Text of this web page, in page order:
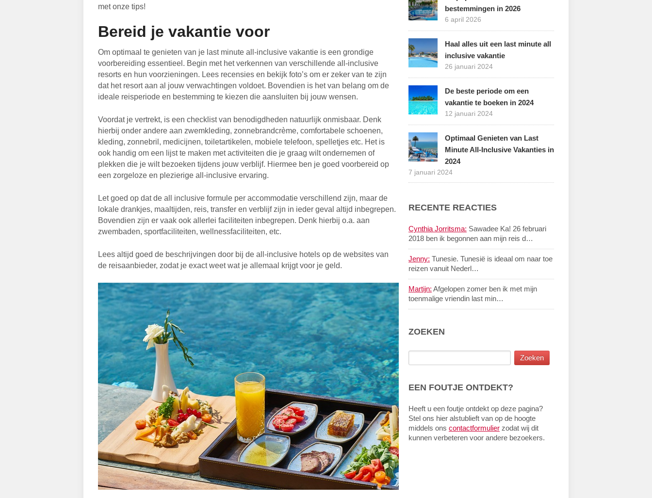
met onze tips!
Bereid je vakantie voor
Om optimaal te genieten van je last minute all-inclusive vakantie is een grondige
voorbereiding essentieel. Begin met het verkennen van verschillende all-inclusive
resorts en hun voorzieningen. Lees recensies en bekijk foto’s om er zeker van te zijn
dat het resort aan al jouw verwachtingen voldoet. Bovendien is het van belang om de
ideale reisperiode en bestemming te kiezen die aansluiten bij jouw wensen.
Voordat je vertrekt, is een checklist van benodigdheden natuurlijk onmisbaar. Denk
hierbij onder andere aan zwemkleding, zonnebrandcrème, comfortabele schoenen,
kleding, zonnebril, medicijnen, toiletartikelen, mobiele telefoon, spelletjes etc. Het is
ook handig om een lijst te maken met activiteiten die je graag wilt ondernemen of
plekken die je wilt bezoeken tijdens jouw verblijf. Hiermee ben je goed voorbereid op
een zorgeloze en plezierige all-inclusive ervaring.
Let goed op dat de all inclusive formule per accommodatie verschillend zijn, maar de
lokale drankjes, maaltijden, reis, transfer en verblijf zijn in ieder geval altijd inbegrepen.
Bovendien zijn er vaak ook allerlei faciliteiten inbegrepen. Denk hierbij o.a. aan
zwembaden, sportfaciliteiten, wellnessfaciliteiten, etc.
Lees altijd goed de beschrijvingen door bij de all-inclusive hotels op de websites van
de reisaanbieder, zodat je exact weet wat je allemaal krijgt voor je geld.
bestemmingen in 2026
6 april 2026
Haal alles uit een last minute all
inclusive vakantie
26 januari 2024
De beste periode om een
vakantie te boeken in 2024
12 januari 2024
Optimaal Genieten van Last
Minute All-Inclusive Vakanties in
2024
7 januari 2024
RECENTE REACTIES
Cynthia Jorritsma: Sawadee Ka! 26 februari
2018 ben ik begonnen aan mijn reis d…
Jenny: Tunesie. Tunesië is ideaal om naar toe
reizen vanuit Nederl…
Martijn: Afgelopen zomer ben ik met mijn
toenmalige vriendin last min…
ZOEKEN
EEN FOUTJE ONTDEKT?
Heeft u een foutje ontdekt op deze pagina?
Stel ons hier alstublieft van op de hoogte
middels ons contactformulier zodat wij dit
kunnen verbeteren voor andere bezoekers.